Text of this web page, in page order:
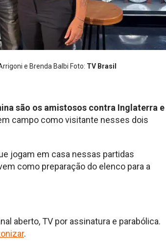
e Brenda Balbi Foto: TV Brasil
são os amistosos contra Inglaterra e
campo como visitante nesses dois
jogam em casa nessas partidas
como preparação do elenco para a
aberto, TV por assinatura e parabólica.
.